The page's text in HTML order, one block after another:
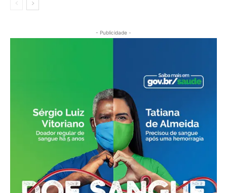
- Publicidade -